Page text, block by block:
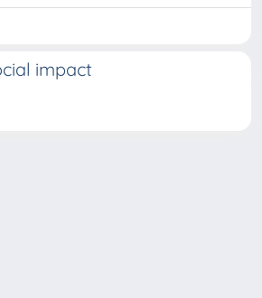
impact